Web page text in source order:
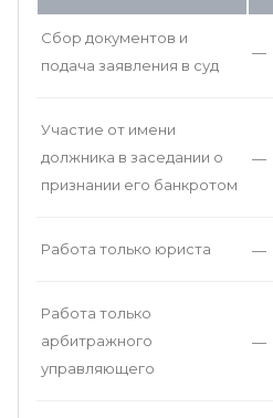
Сбор документов и
подача заявления в суд
—
Участие от имени
должника в заседании о
признании его банкротом
—
Работа только юриста —
Работа только
арбитражного
управляющего
—